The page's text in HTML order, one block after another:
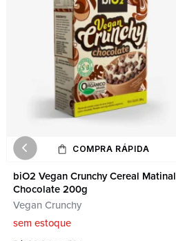
COMPRA RÁPIDA
biO2 Vegan Crunchy Cereal Matinal
Chocolate 200g
Vegan Crunchy
sem estoque